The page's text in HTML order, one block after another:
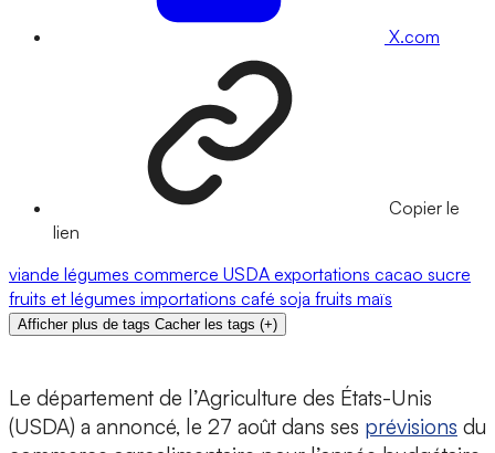
X.com
Copier le
lien
viande légumes commerce USDA exportations cacao sucre
fruits et légumes importations café soja fruits maïs
Afficher plus de tags Cacher les tags (+)
Le département de l’Agriculture des États-Unis
(USDA) a annoncé, le 27 août dans ses prévisions du